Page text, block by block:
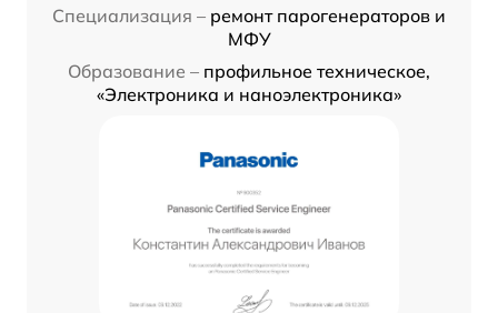
Специализация – ремонт парогенераторов и
МФУ
Образование – профильное техническое,
«Электроника и наноэлектроника»